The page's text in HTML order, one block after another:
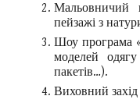
Мальовничий
пейзажі з
Шоу програма
моделей
пакетів…).
Виховний